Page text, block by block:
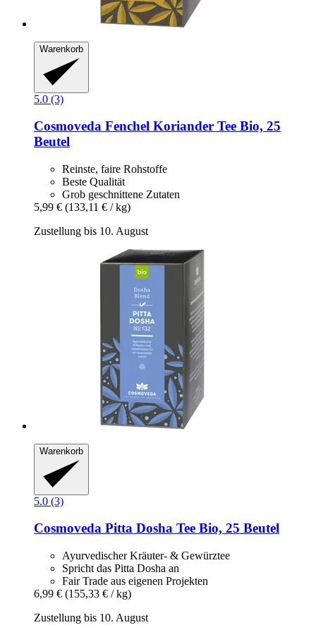
Warenkorb
5.0 (3)
Cosmoveda Fenchel Koriander Tee Bio, 25
Beutel
Reinste, faire Rohstoffe
Beste Qualität
Grob geschnittene Zutaten
5,99 € (133,11 € / kg)
Zustellung bis 10. August
Warenkorb
5.0 (3)
Cosmoveda Pitta Dosha Tee Bio, 25 Beutel
Ayurvedischer Kräuter- & Gewürztee
Spricht das Pitta Dosha an
Fair Trade aus eigenen Projekten
6,99 € (155,33 € / kg)
Zustellung bis 10. August